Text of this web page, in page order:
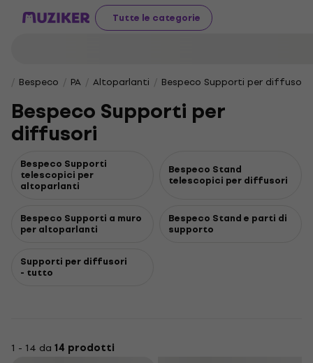
Tutte le categorie
Bespeco PA Altoparlanti Bespeco Supporti per diffusori
Bespeco Supporti per
diffusori
Bespeco Supporti
telescopici per
altoparlanti
Bespeco Stand
telescopici per diffusori
Bespeco Supporti a muro
per altoparlanti
Bespeco Stand e parti di
supporto
Supporti per diffusori
- tutto
1 - 14 da 14 prodotti